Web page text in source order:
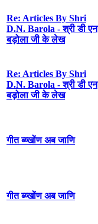
Re: Articles By Shri
D.N. Barola - श्री डी एन
बड़ोला जी के लेख
Re: Articles By Shri
D.N. Barola - श्री डी एन
बड़ोला जी के लेख
गीत ब्य्खोंण अब जाणि
गीत ब्य्खोंण अब जाणि